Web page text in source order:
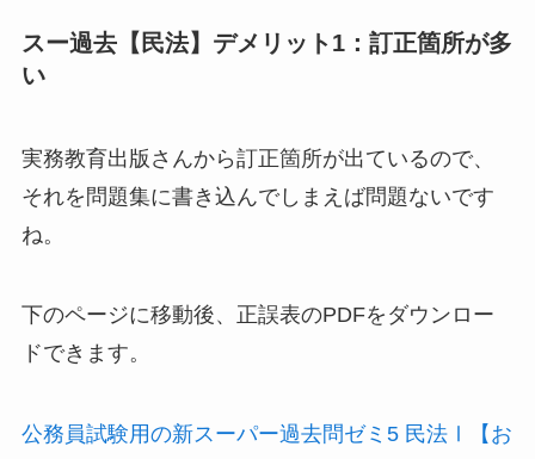
スー過去【民法】デメリット1：訂正箇所が多
い
実務教育出版さんから訂正箇所が出ているので、
それを問題集に書き込んでしまえば問題ないです
ね。
下のページに移動後、正誤表のPDFをダウンロー
ドできます。
公務員試験用の新スーパー過去問ゼミ5 民法Ⅰ【お